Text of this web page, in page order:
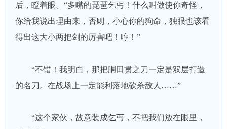
后，瞪着眼。“多嘴的琵琶乞丐！什么叫做使你奇怪，
你给我说出理由来，否则，小心你的狗命，独眼也该看
得出这大小两把剑的厉害吧！哼！”
“不错！我明白，那把胴田贯之刀一定是双层打造
的名刀。在战场上一定能利落地砍杀敌人……”
“这个家伙，故意装成乞丐，不把我们放在眼里，